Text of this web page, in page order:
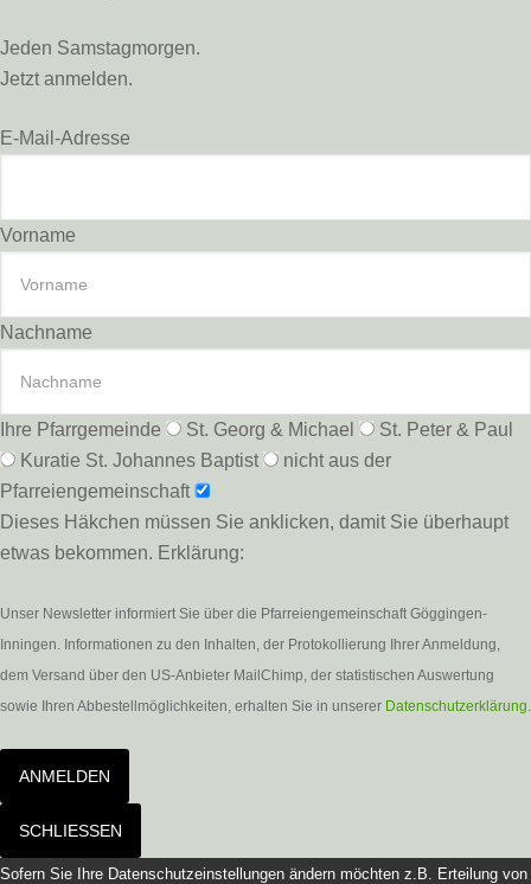
Jeden Samstagmorgen.
Jetzt anmelden.
E-Mail-Adresse
Vorname
Nachname
Ihre Pfarrgemeinde St. Georg & Michael
St. Peter & Paul
Kuratie St. Johannes Baptist
nicht aus der
Pfarreiengemeinschaft
Dieses Häkchen müssen Sie anklicken, damit Sie überhaupt
etwas bekommen. Erklärung:
Unser Newsletter informiert Sie über die Pfarreiengemeinschaft Göggingen-
Inningen. Informationen zu den Inhalten, der Protokollierung Ihrer Anmeldung,
dem Versand über den US-Anbieter MailChimp, der statistischen Auswertung
sowie Ihren Abbestellmöglichkeiten, erhalten Sie in unserer Datenschutzerklärung.
ANMELDEN
SCHLIESSEN
Sofern Sie Ihre Datenschutzeinstellungen ändern möchten z.B. Erteilung von